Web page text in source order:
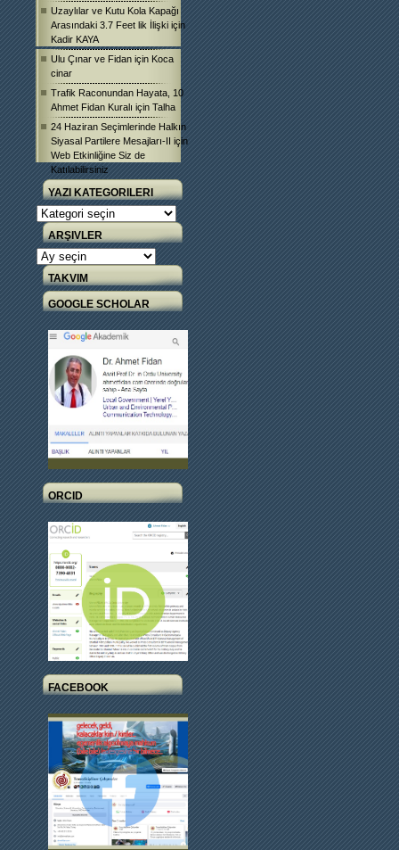
Uzaylılar ve Kutu Kola Kapağı
Arasındaki 3.7 Feet lik İlişki için
Kadir KAYA
Ulu Çınar ve Fidan için Koca
cinar
Trafik Raconundan Hayata, 10
Ahmet Fidan Kuralı için Talha
24 Haziran Seçimlerinde Halkın
Siyasal Partilere Mesajları-II için
Web Etkinliğine Siz de
Katılabilirsiniz
YAZI KATEGORILERI
Yazı
Kategorileri
ARŞIVLER
Arşivler
TAKVIM
GOOGLE SCHOLAR
ORCID
FACEBOOK